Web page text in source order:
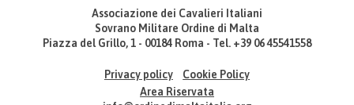
Associazione dei Cavalieri Italiani
Sovrano Militare Ordine di Malta
Piazza del Grillo, 1 - 00184 Roma - Tel. +39 06 45541558
Privacy policy
Cookie Policy
Area Riservata